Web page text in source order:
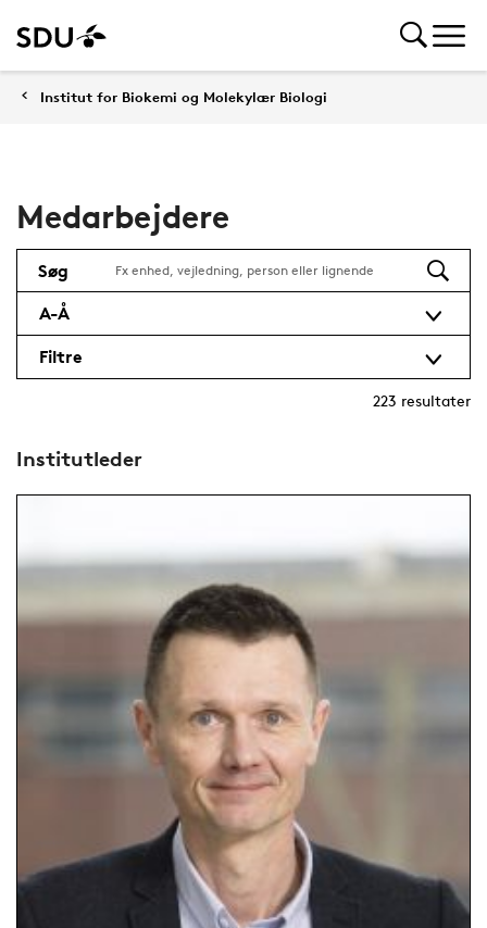
Institut for Biokemi og Molekylær Biologi
Medarbejdere
Filtre
A-Å
Søg
223 resultater
Institutleder